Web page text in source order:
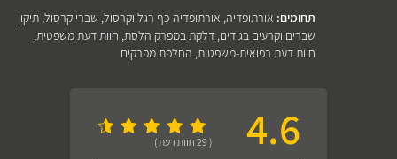
תחומים: אורתופדיה, אורתופדיה כף רגל וקרסול, שברי קרסול, תיקון
שברים וקרעים בגידים, דלקת במפרק הלסת, חוות דעת משפטית,
חוות דעת רפואית-משפטית, החלפת מפרקים
4.6 ( 29 חוות דעת )